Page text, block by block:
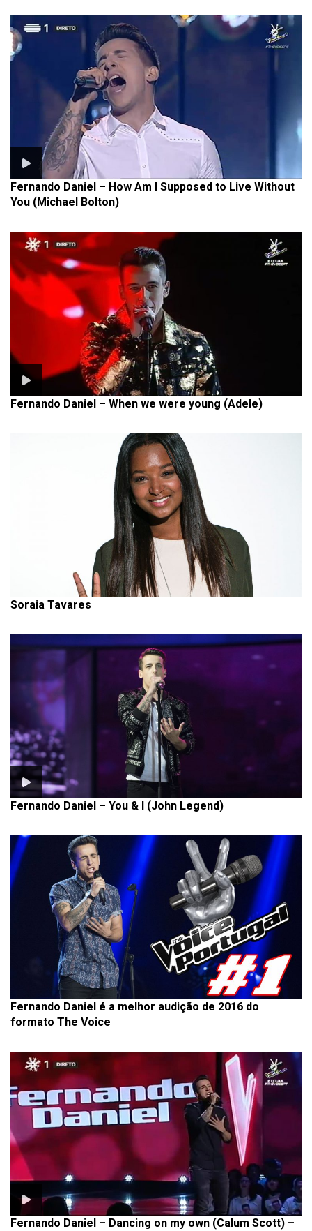
Fernando Daniel – How Am I Supposed to Live Without
You (Michael Bolton)
Fernando Daniel – When we were young (Adele)
Soraia Tavares
Fernando Daniel – You & I (John Legend)
Fernando Daniel é a melhor audição de 2016 do
formato The Voice
Fernando Daniel – Dancing on my own (Calum Scott) –